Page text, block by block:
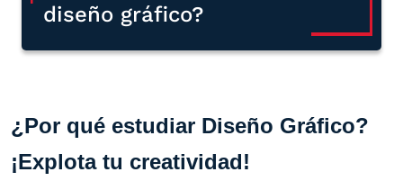
diseño gráfico?
¿Por qué estudiar Diseño Gráfico?
¡Explota tu creatividad!